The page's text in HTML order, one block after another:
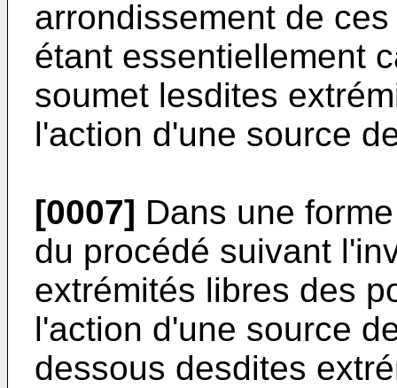
arrondissement de
étant essentiellement
soumet lesdites
l'action d'une source
[0007] Dans une
du procédé suivant
extrémités libres des
l'action d'une source
dessous desdites